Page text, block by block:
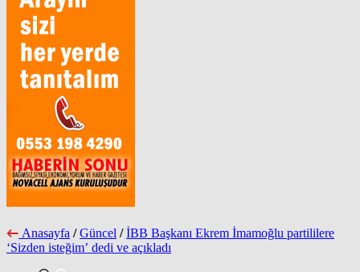
Anasayfa / Güncel / İBB Başkanı Ekrem İmamoğlu partililere
‘Sizden isteğim’ dedi ve açıkladı